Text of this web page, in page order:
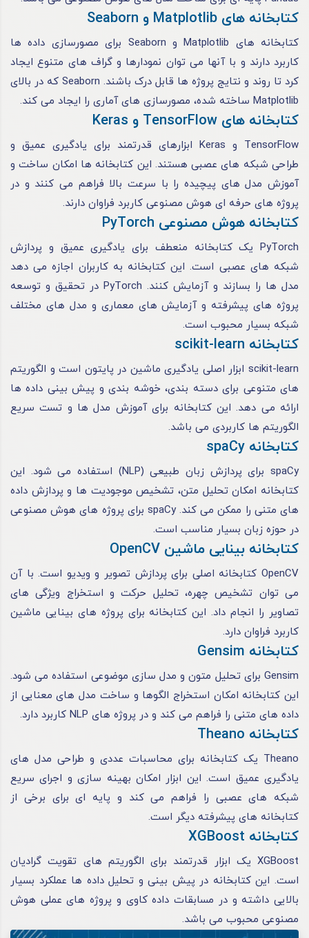
کتابخانه های Matplotlib و Seaborn
کتابخانه های Matplotlib و Seaborn برای مصورسازی داده ها
کاربرد دارند و با آنها می توان نمودارها و گراف های متنوع ایجاد
کرد تا روند و نتایج پروژه ها قابل درک باشند. Seaborn که در بالای
Matplotlib ساخته شده، مصورسازی های آماری را ایجاد می کند.
کتابخانه های TensorFlow و Keras
TensorFlow و Keras ابزارهای قدرتمند برای یادگیری عمیق و
طراحی شبکه های عصبی هستند. این کتابخانه ها امکان ساخت و
آموزش مدل های پیچیده را با سرعت بالا فراهم می کنند و در
پروژه های حرفه ای هوش مصنوعی کاربرد فراوان دارند.
کتابخانه هوش مصنوعی PyTorch
PyTorch یک کتابخانه منعطف برای یادگیری عمیق و پردازش
شبکه های عصبی است. این کتابخانه به کاربران اجازه می دهد
مدل ها را بسازند و آزمایش کنند. PyTorch در تحقیق و توسعه
پروژه های پیشرفته و آزمایش های معماری و مدل های مختلف
شبکه بسیار محبوب است.
کتابخانه scikit-learn
scikit-learn ابزار اصلی یادگیری ماشین در پایتون است و الگوریتم
های متنوعی برای دسته بندی، خوشه بندی و پیش بینی داده ها
ارائه می دهد. این کتابخانه برای آموزش مدل ها و تست سریع
الگوریتم ها کاربردی می باشد.
کتابخانه spaCy
spaCy برای پردازش زبان طبیعی (NLP) استفاده می شود. این
کتابخانه امکان تحلیل متن، تشخیص موجودیت ها و پردازش داده
های متنی را ممکن می کند. spaCy برای پروژه های هوش مصنوعی
در حوزه زبان بسیار مناسب است.
کتابخانه بینایی ماشین OpenCV
OpenCV کتابخانه اصلی برای پردازش تصویر و ویدیو است. با آن
می توان تشخیص چهره، تحلیل حرکت و استخراج ویژگی های
تصاویر را انجام داد. این کتابخانه برای پروژه های بینایی ماشین
کاربرد فراوان دارد.
کتابخانه Gensim
Gensim برای تحلیل متون و مدل سازی موضوعی استفاده می شود.
این کتابخانه امکان استخراج الگوها و ساخت مدل های معنایی از
داده های متنی را فراهم می کند و در پروژه های NLP کاربرد دارد.
کتابخانه Theano
Theano یک کتابخانه برای محاسبات عددی و طراحی مدل های
یادگیری عمیق است. این ابزار امکان بهینه سازی و اجرای سریع
شبکه های عصبی را فراهم می کند و پایه ای برای برخی از
کتابخانه های پیشرفته دیگر است.
کتابخانه XGBoost
XGBoost یک ابزار قدرتمند برای الگوریتم های تقویت گرادیان
است. این کتابخانه در پیش بینی و تحلیل داده ها عملکرد بسیار
بالایی داشته و در مسابقات داده کاوی و پروژه های عملی هوش
مصنوعی محبوب می باشد.